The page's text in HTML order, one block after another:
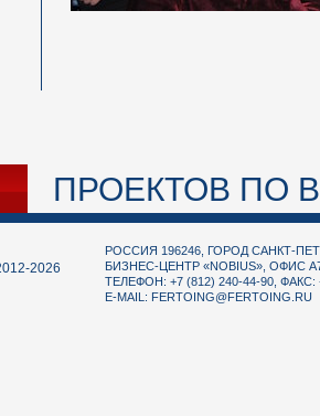
ПРОЕКТОВ ПО
2026
РОССИЯ 196246, ГОРОД САНКТ-
БИЗНЕС-ЦЕНТР «NOBIUS», ОФИС
ТЕЛЕФОН: +7 (812) 240-44-90, ФАКС:
E-MAIL: FERTOING@FERTOING.RU